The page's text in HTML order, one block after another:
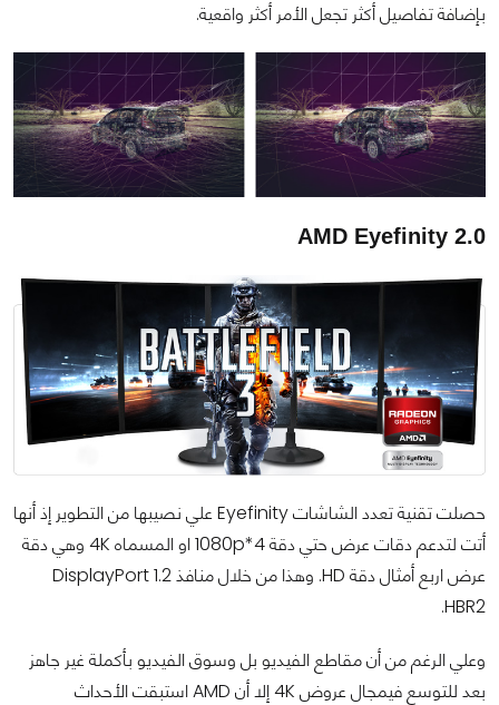
بإضافة تفاصيل أكثر تجعل الأمر أكثر واقعية.
AMD Eyefinity 2.0
حصلت تقنية تعدد الشاشاتEyefinityعلي نصيبها من التطوير إذ أنها
أتت لتدعم دقات عرض حتي دقة1080p*4او المسماه 4K وهي دقة
عرض اربع أمثال دقة HD. وهذا من خلال منافذDisplayPort 1.2
HBR2
.
وعلي الرغم من أن مقاطع الفيديو بل وسوق الفيديو بأكملة غير جاهز
بعد للتوسع فيمجال عروض 4Kإلا أن AMDاستبقت الأحداث